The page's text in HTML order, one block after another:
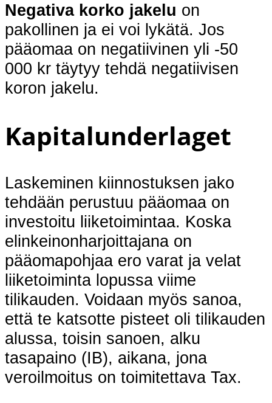
Negativa korko jakelu on
pakollinen ja ei voi lykätä. Jos
pääomaa on negatiivinen yli -50
000 kr täytyy tehdä negatiivisen
koron jakelu.
Kapitalunderlaget
Laskeminen kiinnostuksen jako
tehdään perustuu pääomaa on
investoitu liiketoimintaa. Koska
elinkeinonharjoittajana on
pääomapohjaa ero varat ja velat
liiketoiminta lopussa viime
tilikauden. Voidaan myös sanoa,
että te katsotte pisteet oli tilikauden
alussa, toisin sanoen, alku
tasapaino (IB), aikana, jona
veroilmoitus on toimitettava Tax.